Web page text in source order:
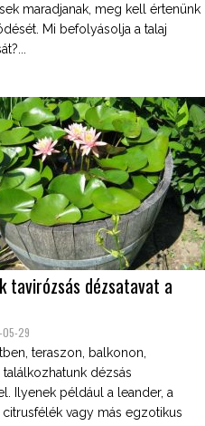
maradjanak, meg kell értenünk
Mi befolyásolja a talaj
tavirózsás dézsatavat a
29
teraszon, balkonon,
dézsás
Ilyenek például a leander, a
citrusfélék vagy más egzotikus